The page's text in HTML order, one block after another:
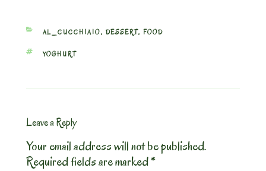
CATEGORIES
AL_CUCCHIAIO, DESSERT, FOOD
TAGS
YOGHURT
Leave a Reply
Your email address will not be published.
Required fields are marked*